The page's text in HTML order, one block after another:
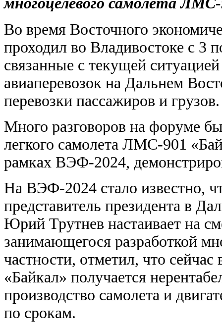
Во время Восточного
проходил во Владивостоке с 3
связанные с текущей
авиаперевозок на Дальнем
перевозки пассажиров и грузов.
Много разговоров на форуме
легкого самолета ЛМС-901
рамках ВЭФ-2024,
На ВЭФ-2024 стало известно,
представитель президента в
Юрий Трутнев настаивает на
занимающегося разработкой
частности, отметил, что
«Байкал» получается
производство самолета и
по срокам.